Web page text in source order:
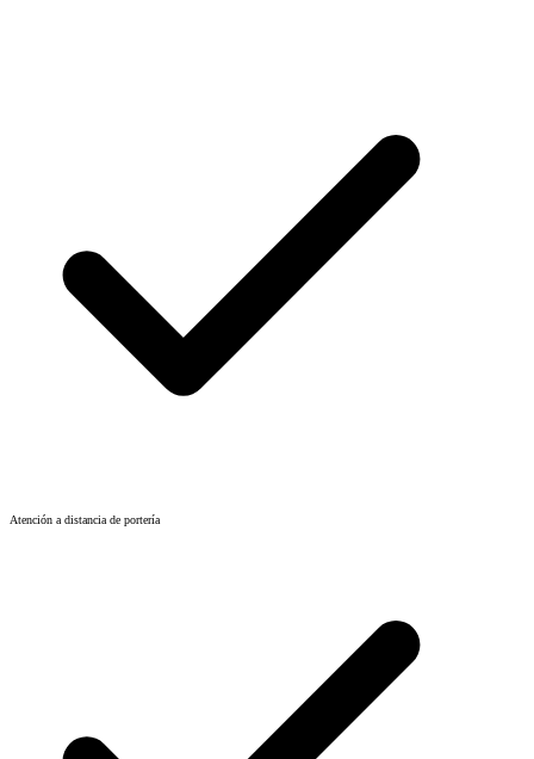
Atención a distancia de portería